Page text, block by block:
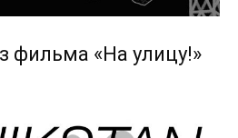
фильма «На улицу!»